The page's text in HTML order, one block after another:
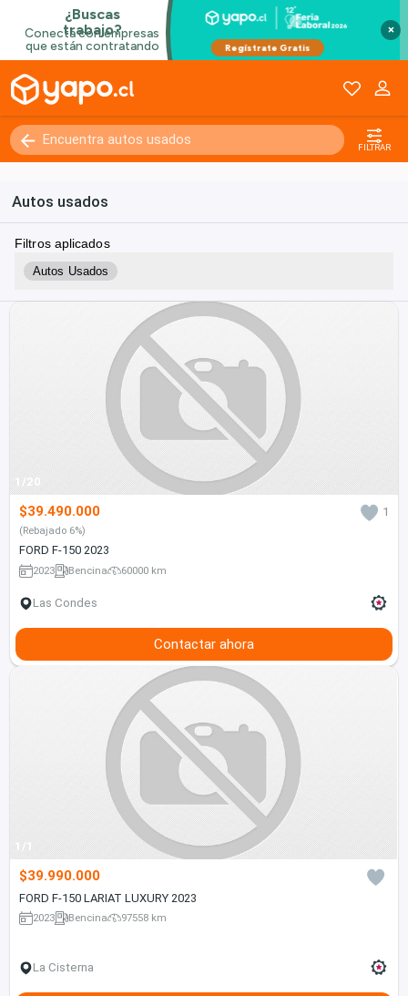
×
FILTRAR
Autos usados
Filtros aplicados
Autos Usados
1/20
$39.490.000 1
(Rebajado 6%)
FORD F-150 2023
2023 Bencina 60000 km
Las Condes
Contactar ahora
1/1
$39.990.000
FORD F-150 LARIAT LUXURY 2023
2023 Bencina 97558 km
La Cisterna